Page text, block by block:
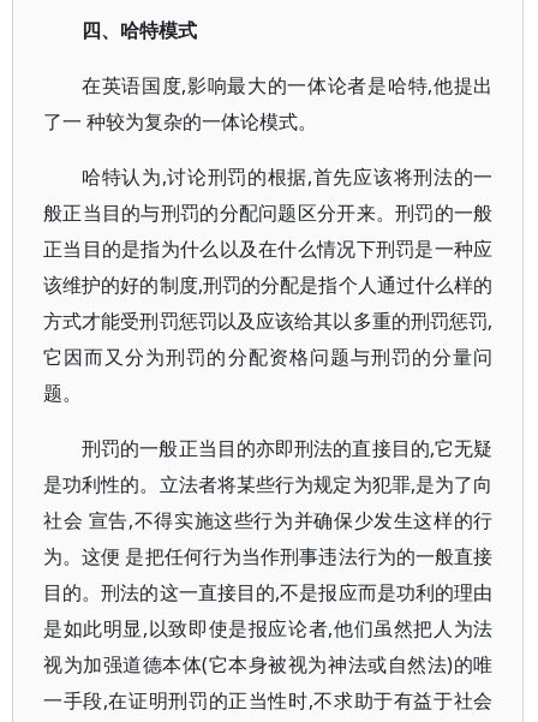
四、哈特模式
在英语国度,影响最大的一体论者是哈特,他提出
了一 种较为复杂的一体论模式。
哈特认为,讨论刑罚的根据,首先应该将刑法的一
般正当目的与刑罚的分配问题区分开来。刑罚的一般
正当目的是指为什么以及在什么情况下刑罚是一种应
该维护的好的制度,刑罚的分配是指个人通过什么样的
方式才能受刑罚惩罚以及应该给其以多重的刑罚惩罚,
它因而又分为刑罚的分配资格问题与刑罚的分量问
题。
刑罚的一般正当目的亦即刑法的直接目的,它无疑
是功利性的。立法者将某些行为规定为犯罪,是为了向
社会 宣告,不得实施这些行为并确保少发生这样的行
为。这便 是把任何行为当作刑事违法行为的一般直接
目的。刑法的这一直接目的,不是报应而是功利的理由
是如此明显,以致即使是报应论者,他们虽然把人为法
视为加强道德本体(它本身被视为神法或自然法)的唯
一手段,在证明刑罚的正当性时,不求助于有益于社会